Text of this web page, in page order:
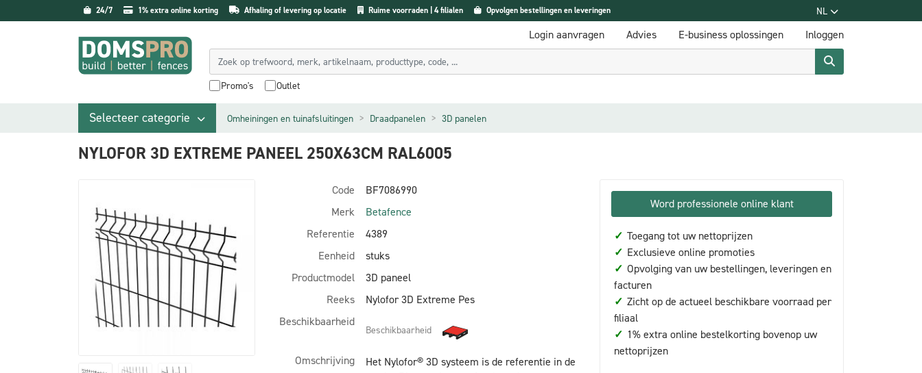
24/7 1% extra online korting Afhaling of levering op locatie Ruime voorraden | 4 filialen Opvolgen bestellingen en leveringen NL
Login aanvragen Advies E-business oplossingen Inloggen
Promo's Outlet
Selecteer categorie Omheiningen en tuinafsluitingen Draadpanelen 3D panelen
NYLOFOR 3D EXTREME PANEEL 250X63CM RAL6005
Code
BF7086990
Merk
Betafence
Referentie
4389
Eenheid
stuks
Productmodel
3D paneel
Reeks
Nylofor 3D Extreme Pes
Beschikbaarheid
Beschikbaarheid
Omschrijving
Het Nylofor® 3D systeem is de referentie in de
Word professionele online klant
✓ Toegang tot uw nettoprijzen
✓ Exclusieve online promoties
✓ Opvolging van uw bestellingen, leveringen en
facturen
✓ Zicht op de actueel beschikbare voorraad per
filiaal
✓ 1% extra online bestelkorting bovenop uw
nettoprijzen